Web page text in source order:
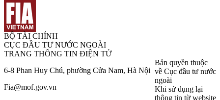
BỘ TÀI CHÍNH
CỤC ĐẦU TƯ NƯỚC NGOÀI
TRANG THÔNG TIN ĐIỆN TỬ
6-8 Phan Huy Chú, phường Cửa Nam, Hà Nội
Fia@mof.gov.vn
Bản quyền thuộc
về Cục đầu tư nước
ngoài
Khi sử dụng lại
thông tin từ website